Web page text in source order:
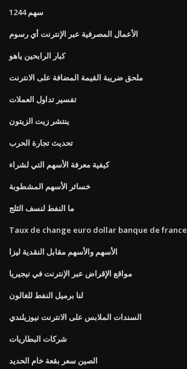
1244 سهم
الأعمال المصرفية عبر الإنترنت أي رسوم
كبار الرابحين ياهو
ملحق ضريبة القيمة المضافة على الانترنت
تفسير تداول العملات
ينتشر زيت الزيتون
تحديث تجارة الحرب
كيفية معرفة الأسهم التي لشراء
خسائر الأسهم المشطوبة
ما النفط لنسف الثلج
Taux de change euro dollar banque de france
الأسهم والأسهم مقابل النقدية ليزا
مواقع الإقراض عبر الإنترنت في نيجيريا
لنا برميل النفط للغالون
السندات الملابس على الانترنت نيوزيلندي
شركات البطاريات
الصين سعر بقعة خام الحديد